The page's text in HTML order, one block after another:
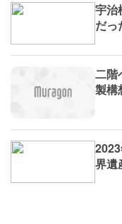
宇治
だっ
二階
製構
界遺